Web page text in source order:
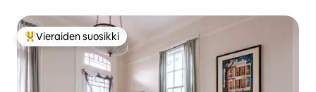
Vieraiden suosikkien parhaimmistoa
Vieraiden suosikki